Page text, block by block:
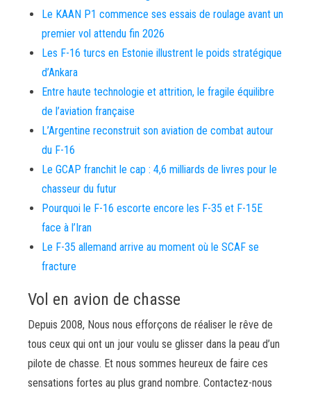
Le KAAN P1 commence ses essais de roulage avant un
premier vol attendu fin 2026
Les F-16 turcs en Estonie illustrent le poids stratégique
d’Ankara
Entre haute technologie et attrition, le fragile équilibre
de l’aviation française
L’Argentine reconstruit son aviation de combat autour
du F-16
Le GCAP franchit le cap : 4,6 milliards de livres pour le
chasseur du futur
Pourquoi le F-16 escorte encore les F-35 et F-15E
face à l’Iran
Le F-35 allemand arrive au moment où le SCAF se
fracture
Vol en avion de chasse
Depuis 2008, Nous nous efforçons de réaliser le rêve de
tous ceux qui ont un jour voulu se glisser dans la peau d’un
pilote de chasse. Et nous sommes heureux de faire ces
sensations fortes au plus grand nombre. Contactez-nous